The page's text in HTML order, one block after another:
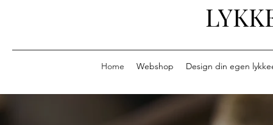
Home Webshop Design din egen